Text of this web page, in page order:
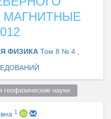
ФИЗИКА Том 8 № 4 ,
геофизические науки
1